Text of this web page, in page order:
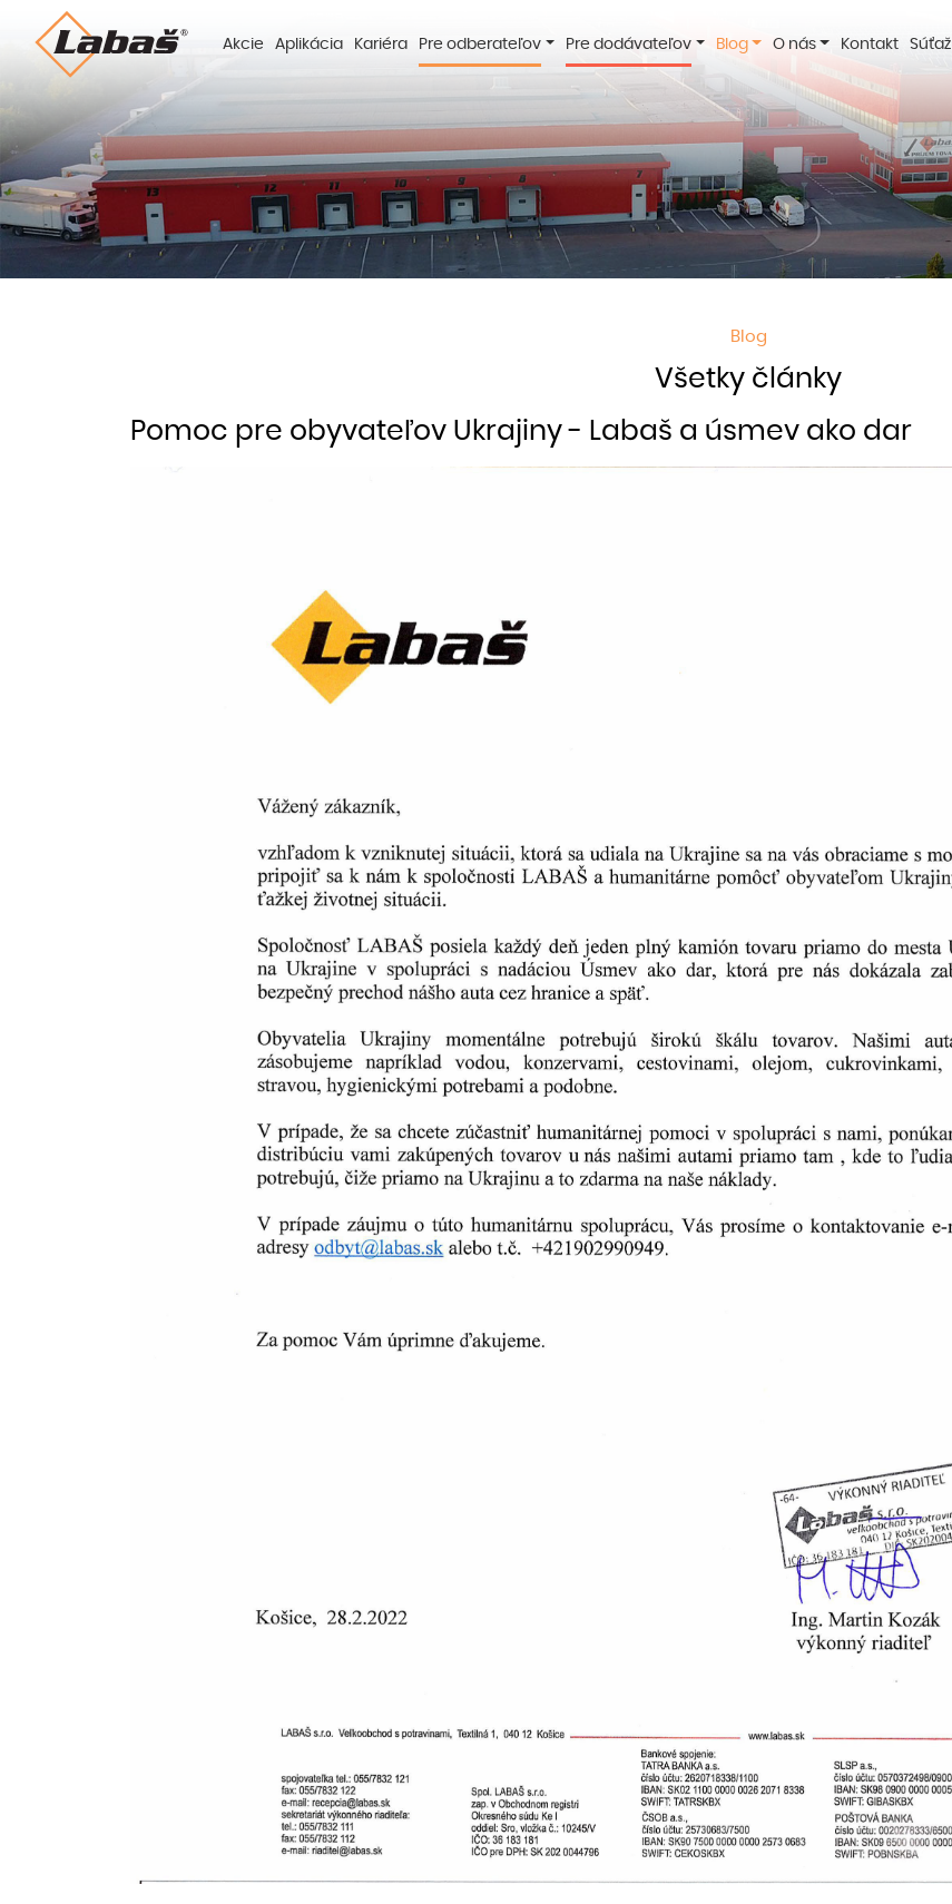
Akcie Aplikácia Kariéra Pre odberateľov Pre dodávateľov Blog O nás Kontakt Súťaž
Blog
Všetky články
Pomoc pre obyvateľov Ukrajiny - Labaš a úsmev ako dar